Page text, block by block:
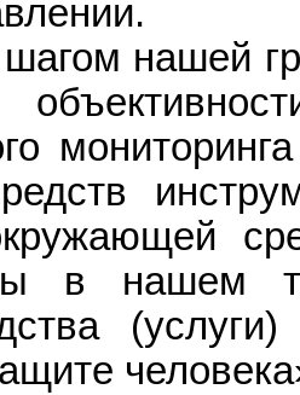
нашей
в нашем